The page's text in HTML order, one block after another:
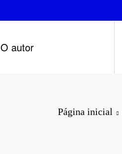
O autor
Página inicial